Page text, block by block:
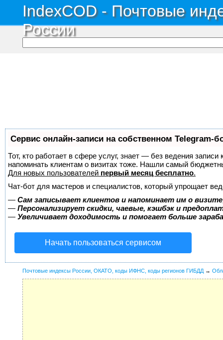
IndexCOD - Почтовые
России
Сервис онлайн-записи на собственном Telegram-
Тот, кто работает в сфере услуг, знает — без ведения
напоминать клиентам о визитах тоже. Нашли самый
Для новых пользователей первый месяц бесплатно.
Чат-бот для мастеров и специалистов, который упрощает
— Сам записывает клиентов и напоминает им о
— Персонализирует скидки, чаевые, кэшбэк и
— Увеличивает доходимость и помогает больше
Начать пользоваться сервисом
Почтовые индексы России, ОКАТО, коды ИФНС, коды регионов ГИБДД →